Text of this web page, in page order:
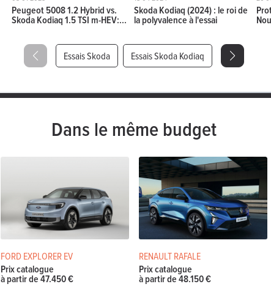
Peugeot 5008 1.2 Hybrid vs.
Skoda Kodiaq 1.5 TSI m-HEV:...
Skoda Kodiaq (2024) : le roi de
la polyvalence à l'essai
Essais Skoda Essais Skoda Kodiaq
Dans le même budget
FORD EXPLORER EV
Prix catalogue
à partir de 47.450 €
RENAULT RAFALE
Prix catalogue
à partir de 48.150 €